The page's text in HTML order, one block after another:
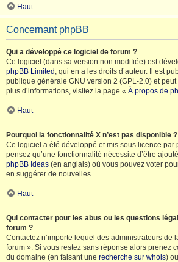
Haut
Concernant phpBB
Qui a développé ce logiciel de forum ?
Ce logiciel (dans sa version non modifiée) est
phpBB Limited , qui en a les droits d’auteur. Il est
publique générale GNU version 2 (GPL-2.0) et
plus d’informations, visitez la page « À propos de
Haut
Pourquoi la fonctionnalité X n’est pas disponible ?
Ce logiciel a été développé et mis sous licence par
pensez qu’une fonctionnalité nécessite d’être
phpBB Ideas (en anglais) où vous pouvez voter
en suggérer de nouvelles.
Haut
Qui contacter pour les abus ou les questions
forum ?
Contactez n’importe lequel des administrateurs de
forum ». Si vous restez sans réponse alors prenez
du domaine (en faisant une recherche sur whois)